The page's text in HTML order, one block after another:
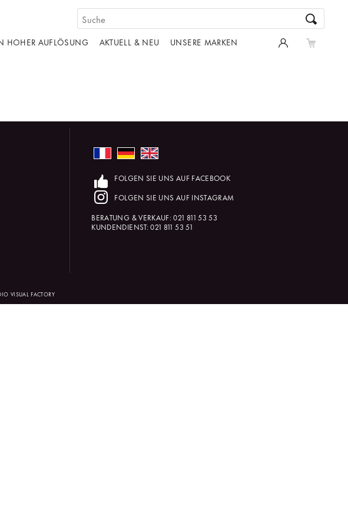
HOHER AUFLÖSUNG AKTUELL & NEU UNSERE MARKEN
FOLGEN SIE UNS AUF FACEBOOK
FOLGEN SIE UNS AUF INSTAGRAM
BERATUNG & VERKAUF:021 811 53 53
KUNDENDIENST:021 811 53 51
VISUAL FACTORY